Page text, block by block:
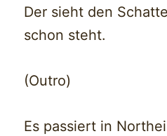
Der sieht den
schon steht.
(Outro)
Es passiert in